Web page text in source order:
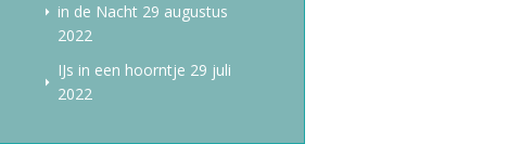
in de Nacht 29 augustus
2022
IJs in een hoorntje 29 juli
2022